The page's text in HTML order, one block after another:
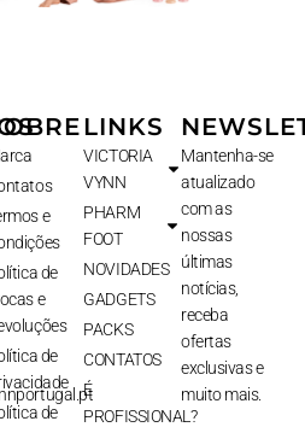
e
de
e
de
de
LINKS
VICTORIA
VYNN
PHARM
FOOT
NOVIDADES
GADGETS
PACKS
CONTATOS
É
PROFISSIONAL?
Mantenha-se
atualizado
com as
nossas
últimas
notícias,
receba
ofertas
exclusivas e
muito mais.